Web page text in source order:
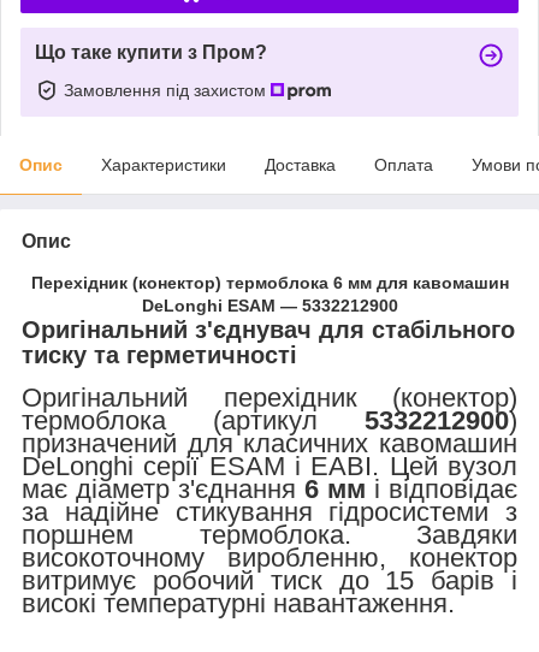
Що таке купити з Пром?
Замовлення під захистом
Опис Характеристики Доставка Оплата Умови
Опис
Перехідник (конектор) термоблока 6 мм для кавомашин
DeLonghi ESAM — 5332212900
Оригінальний з'єднувач для стабільного
тиску та герметичності
Оригінальний перехідник (конектор)
термоблока (артикул 5332212900)
призначений для класичних кавомашин
DeLonghi серії ESAM і EABI. Цей вузол
має діаметр з'єднання 6 мм і відповідає
за надійне стикування гідросистеми з
поршнем термоблока. Завдяки
високоточному виробленню, конектор
витримує робочий тиск до 15 барів і
високі температурні навантаження.